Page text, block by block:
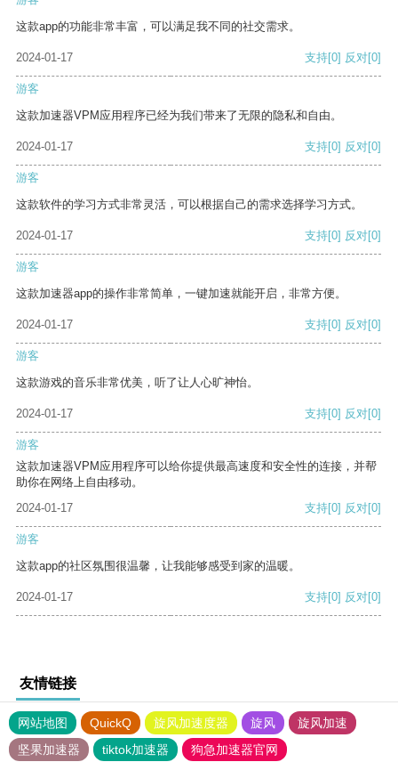
这款app的功能非常丰富，可以满足我不同的社交需求。
2024-01-17 支持[0] 反对[0]
游客
这款加速器VPM应用程序已经为我们带来了无限的隐私和自由。
2024-01-17 支持[0] 反对[0]
游客
这款软件的学习方式非常灵活，可以根据自己的需求选择学习方式。
2024-01-17 支持[0] 反对[0]
游客
这款加速器app的操作非常简单，一键加速就能开启，非常方便。
2024-01-17 支持[0] 反对[0]
游客
这款游戏的音乐非常优美，听了让人心旷神怡。
2024-01-17 支持[0] 反对[0]
游客
这款加速器VPM应用程序可以给你提供最高速度和安全性的连接，并帮
助你在网络上自由移动。
2024-01-17
支持[0] 反对[0]
游客
这款app的社区氛围很温馨，让我能够感受到家的温暖。
2024-01-17 支持[0] 反对[0]
友情链接
网站地图 QuickQ 旋风加速度器 旋风
旋风加速
坚果加速器
tiktok加速器 狗急加速器官网